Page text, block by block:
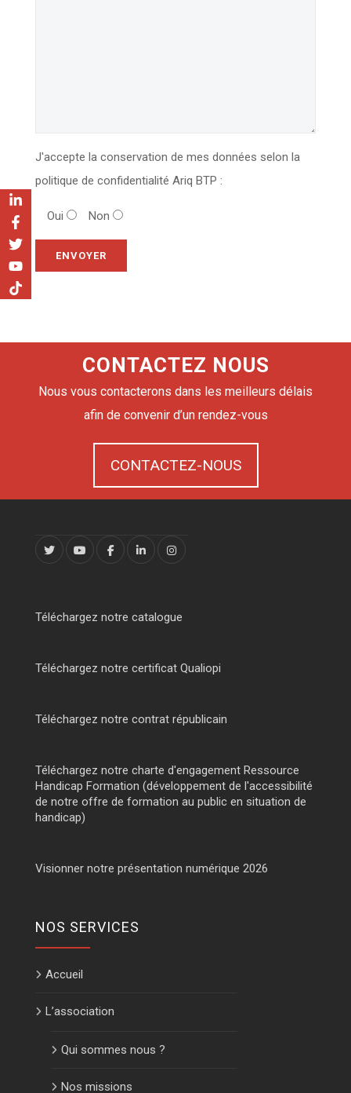
J'accepte la conservation de mes données selon la
politique de confidentialité Ariq BTP :
Oui Non
CONTACTEZ NOUS
Nous vous contacterons dans les meilleurs délais
afin de convenir d’un rendez-vous
CONTACTEZ-NOUS
Téléchargez notre catalogue
Téléchargez notre certificat Qualiopi
Téléchargez notre contrat républicain
Téléchargez notre charte d'engagement Ressource
Handicap Formation (développement de l'accessibilité
de notre offre de formation au public en situation de
handicap)
Visionner notre présentation numérique 2026
NOS SERVICES
Accueil
L’association
Qui sommes nous ?
Nos missions